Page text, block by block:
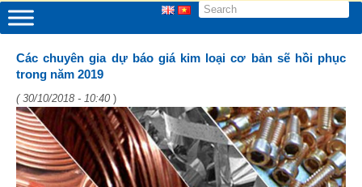
Các chuyên gia dự báo giá kim loại cơ bản sẽ hồi phục
trong năm 2019
( 30/10/2018 - 10:40 )